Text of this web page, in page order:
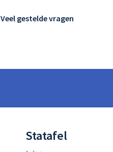
Veel gestelde vragen
Statafel